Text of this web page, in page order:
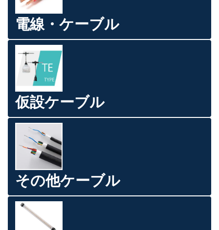
電線・ケーブル
仮設ケーブル
その他ケーブル